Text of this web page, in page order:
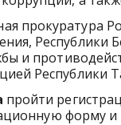
прокуратура
Республики
и
Республики
пройти
форму и